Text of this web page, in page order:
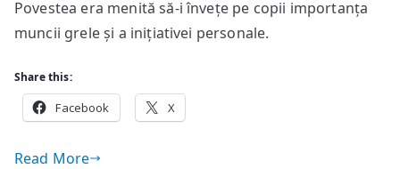
Povestea era menită să-i învețe pe copii importanța
muncii grele și a inițiativei personale.
Share this:
Facebook X
Read More